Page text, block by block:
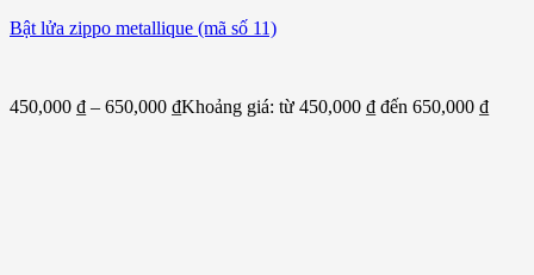
Bật lửa zippo metallique (mã số 11)
450,000 ₫ – 650,000 ₫Khoảng giá: từ 450,000 ₫ đến 650,000 ₫